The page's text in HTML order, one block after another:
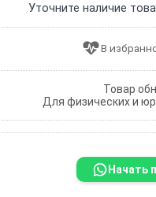
Уточните наличие
Товар
Для физических и
Начать